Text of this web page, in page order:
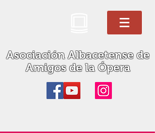
Asociación Albacetense de
Amigos de la Ópera